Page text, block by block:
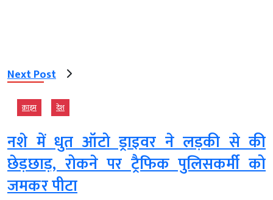
Next Post
क्राइम देश
नशे में धुत ऑटो ड्राइवर ने लड़की से की
छेड़छाड़, रोकने पर ट्रैफिक पुलिसकर्मी को
जमकर पीटा